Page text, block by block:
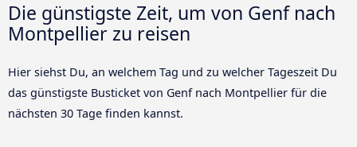
Die günstigste Zeit, um von Genf nach
Montpellier zu reisen
Hier siehst Du, an welchem Tag und zu welcher Tageszeit Du
das günstigste Busticket von Genf nach Montpellier für die
nächsten 30 Tage finden kannst.